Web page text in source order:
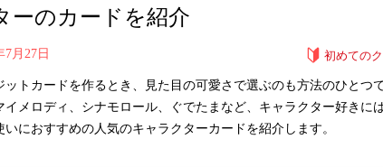
ーのカードを紹介
7月27日 初めての
ットカードを作るとき、見た目の可愛さで選ぶのも方法のひとつ
イメロディ、シナモロール、ぐでたまなど、キャラクター好きに
いにおすすめの人気のキャラクターカードを紹介します。